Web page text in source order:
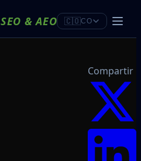
SEO &AEO 🇨🇴CO
Compartir